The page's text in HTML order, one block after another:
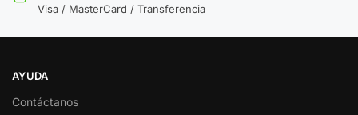
Visa / MasterCard / Transferencia
AYUDA
Contáctanos